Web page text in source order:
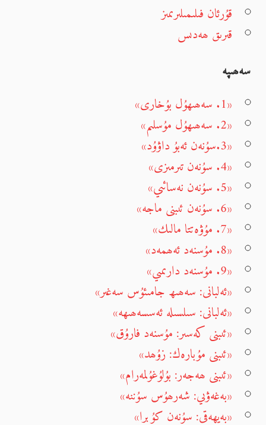
قۇرئان فىلىمىلىرىمىز
قىرىق ھەدىس
سەھىپە
«1. سەھىھۇل بۇخارى»
«2. سەھىھۇل مۇسلىم»
«3.سۇنەن ئەبۇ داۋۇد»
«4. سۇنەن تىرمىزى»
«5. سۇنەن نەسائىي»
«6. سۇنەن ئىبنى ماجە»
«7. مۇۋەتتا مالىك»
«8. مۇسنەد ئەھمەد»
«9. مۇسنەد دارىمىي»
«ئەلبانى: سەھىھ جامىئۇس سەغىر»
«ئەلبانى: سىلسىلە ئەسسەھىھە»
«ئىبنى كەسىر: مۇسنەد فارۇق»
«ئىبنى مۇبارەك: زۇھد»
«ئىبنى ھەجەر: بۇلۇغۇلمەرام»
«بەغەۋىي: شەرھۇس سۇننە»
«بەيھەقى: سۇنەن كۇبرا»